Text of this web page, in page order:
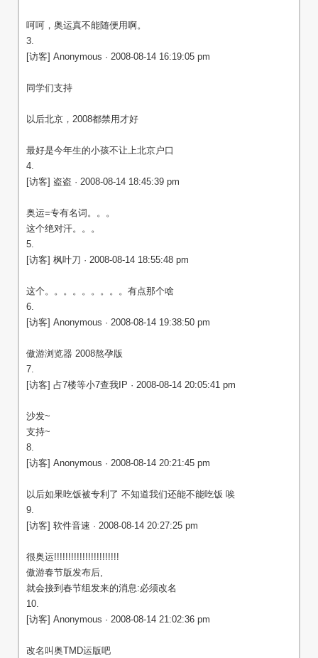
呵呵，奥运真不能随便用啊。
3.
[访客] Anonymous · 2008-08-14 16:19:05 pm
同学们支持
以后北京，2008都禁用才好
最好是今年生的小孩不让上北京户口
4.
[访客] 盗盗 · 2008-08-14 18:45:39 pm
奥运=专有名词。。。
这个绝对汗。。。
5.
[访客] 枫叶刀 · 2008-08-14 18:55:48 pm
这个。。。。。。。。。有点那个啥
6.
[访客] Anonymous · 2008-08-14 19:38:50 pm
傲游浏览器 2008熬孕版
7.
[访客] 占7楼等小7查我IP · 2008-08-14 20:05:41 pm
沙发~
支持~
8.
[访客] Anonymous · 2008-08-14 20:21:45 pm
以后如果吃饭被专利了 不知道我们还能不能吃饭 唉
9.
[访客] 软件音速 · 2008-08-14 20:27:25 pm
很奥运!!!!!!!!!!!!!!!!!!!!!!!
傲游春节版发布后,
就会接到春节组发来的消息:必须改名
10.
[访客] Anonymous · 2008-08-14 21:02:36 pm
改名叫奥TMD运版吧